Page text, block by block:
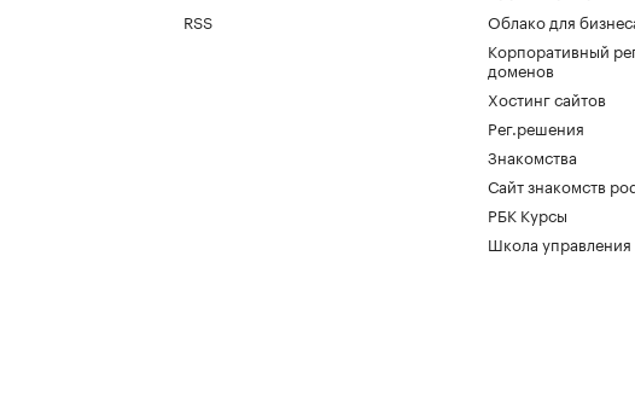
RSS
Облако для
Корпоративный
доменов
Хостинг сайтов
Рег.решения
Знакомства
Сайт знакомств
РБК Курсы
Школа